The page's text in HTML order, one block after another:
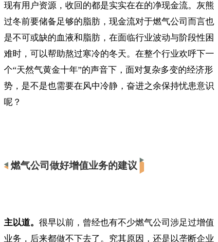
现有用户资源，收回的都是实实在在的净现金流。灰熊
过冬前要储备足够的脂肪，现金流对于燃气公司而言也
是不可或缺的血液和脂肪，在面临行业波动与阶段性困
难时，可以帮助熬过寒冷的冬天。在整个行业欢呼下一
个“天然气黄金十年”的声音下，面对复杂多变的经济形
势，是不是也需要在风中冷静，奋进之余保持忧患意识
呢？
燃气公司做好增值业务的建议
主以道。 很早以前，曾经也有不少燃气公司涉足过增值
业务，后来都做不下去了。究其原因，还是以垄断企业